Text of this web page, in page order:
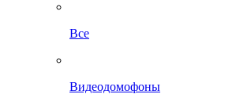
Все
Видеодомофоны